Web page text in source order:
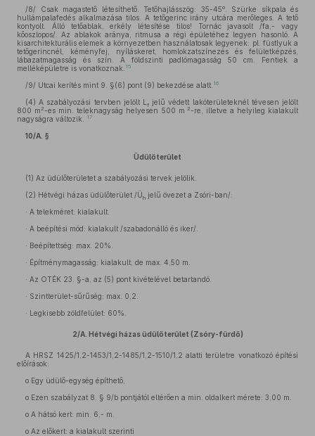
/8/ Csak magastető létesíthető. Tetőhajlásszög: 35-45º. Szürke síkpala és
hullámpalafedés alkalmazása tilos. A tetőgerinc irány utcára merőleges. A tető
kontyolt. Álló tetőablak, erkély létesítése tilos! Tornác javasolt /fa,- vagy
kőoszlopos/. Az ablakok aránya, ritmusa a régi épületéhez legyen hasonló. A
kisarchitekturális elemek a környezetben használatosak legyenek: pl. füstlyuk a
tetőgerincnél, kéményfej, nyíláskeret, homlokzatszínezés és felületképzés,
lábazatmagasság és szín. A földszinti padlómagasság 50 cm. Fentiek a
melléképületre is vonatkoznak. 15
/9/ Utcai kerítés mint 9. §(6) pont (9) bekezdése alatt. 16
(4) A szabályozási tervben jelölt L f jelű védett lakóterületeknél tévesen jelölt
800 m2-es min. teleknagyság helyesen 500 m 2-re, illetve a helyileg kialakult
nagyságra változik.
17
10/A. §
Üdülőterület
(1) Az üdülőterületet a szabályozási tervek jelölik.
(2) Hétvégi házas üdülőterület /Üh jelű övezet a Zsóri-ban/:
· A telekméret: kialakult.
· A beépítési mód: kialakult /szabadonálló és iker/.
· Beépítettség: max. 20%.
· Építménymagasság: kialakult, de max. 4,50 m.
· Az OTÉK 23. §-a, az (5) pont kivételével betartandó.
· Szintterület-sűrűség: max. 0,2.
· Legkisebb zöldfelület: 60%.
2/A. Hétvégi házas üdülőterület (Zsóry-fürdő)
A HRSZ 1425/1,2-1453/1,2-1485/1,2-1510/1,2 alatti területre vonatkozó építési
előírások:
o Egy üdülő-egység építhető,
o Ezen szabályzat 8. § 9/b pontjától eltérően a min. oldalkert mérete: 3,00 m.
o A hátsó kert: min. 6,- m.
o Az előkert: a kialakult szerinti